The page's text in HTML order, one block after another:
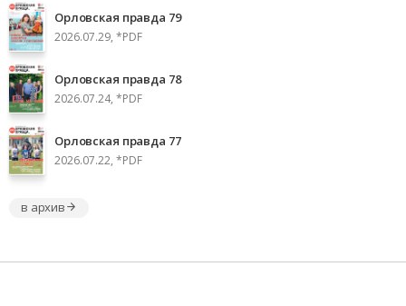
Орловская правда 79
2026.07.29, *PDF
Орловская правда 78
2026.07.24, *PDF
Орловская правда 77
2026.07.22, *PDF
в архив